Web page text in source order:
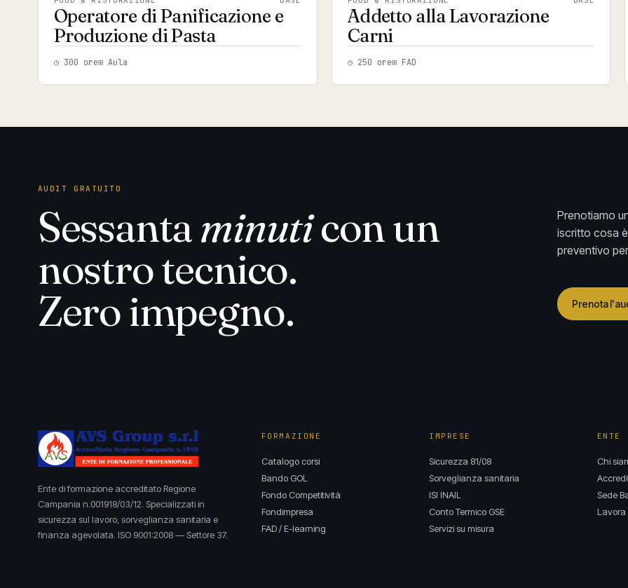
Operatore di Panificazione e
Produzione di Pasta
◷ 300 ore⊞ Aula
Addetto alla Lavorazione
Carni
◷ 250 ore⊞ FAD
AUDIT GRATUITO
Sessantaminuticon un
nostro tecnico.
Zero impegno.
Prenotiamo
iscritto cosa
preventivo
Prenota
Ente di formazione accreditato Regione
Campania n.001918/03/12. Specializzati in
sicurezza sul lavoro, sorveglianza sanitaria e
finanza agevolata. ISO 9001:2008 — Settore 37.
FORMAZIONE
Catalogo corsi
Bando GOL
Fondo Competitività
Fondimpresa
FAD / E-learning
IMPRESE
Sicurezza 81/08
Sorveglianza sanitaria
ISI INAIL
Conto Termico GSE
Servizi su misura
ENTE
Chi
Sede
Lavora